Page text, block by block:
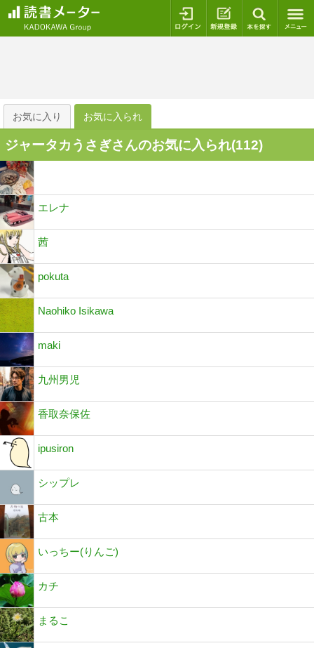
ログイン 新規登録
お気に入り お気に入られ
ジャータカうさぎさんのお気に入られ(112)
エレナ
茜
pokuta
Naohiko Isikawa
maki
九州男児
香取奈保佐
ipusiron
シップレ
古本
いっちー(りんご)
カチ
まるこ